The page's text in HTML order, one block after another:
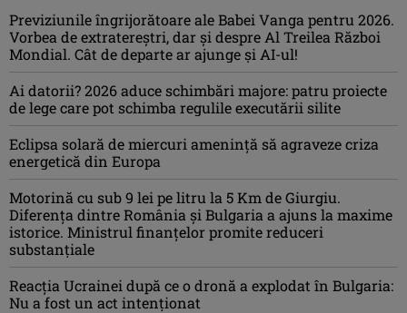
Previziunile îngrijorătoare ale Babei Vanga pentru 2026.
Vorbea de extratereștri, dar și despre Al Treilea Război
Mondial. Cât de departe ar ajunge și AI-ul!
Ai datorii? 2026 aduce schimbări majore: patru proiecte
de lege care pot schimba regulile executării silite
Eclipsa solară de miercuri ameninţă să agraveze criza
energetică din Europa
Motorină cu sub 9 lei pe litru la 5 Km de Giurgiu.
Diferența dintre România și Bulgaria a ajuns la maxime
istorice. Ministrul finanțelor promite reduceri
substanțiale
Reacția Ucrainei după ce o dronă a explodat în Bulgaria:
Nu a fost un act intenționat